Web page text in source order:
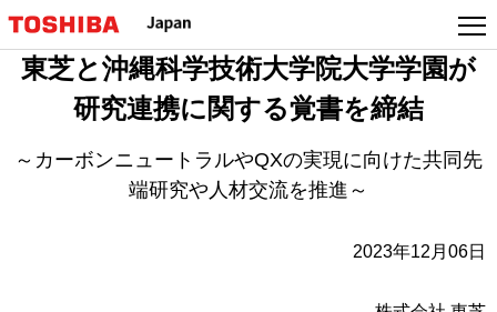
へ
ジ
ャ
プ
東芝と沖縄科学技術大学院大学学園が
研究連携に関する覚書を締結
～カーボンニュートラルやQXの実現に向けた共同先
端研究や人材交流を推進～
2023年12月06日